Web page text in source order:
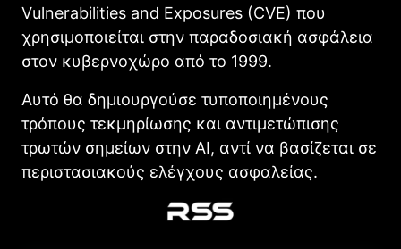
Vulnerabilities and Exposures (CVE) που
χρησιμοποιείται στην παραδοσιακή ασφάλεια
στον κυβερνοχώρο από το 1999.
Αυτό θα δημιουργούσε τυποποιημένους
τρόπους τεκμηρίωσης και αντιμετώπισης
τρωτών σημείων στην AI, αντί να βασίζεται σε
περιστασιακούς ελέγχους ασφαλείας.